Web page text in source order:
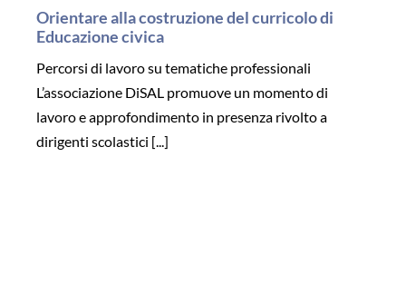
Contattaci
Orientare alla costruzione del curricolo di
Educazione civica
Percorsi di lavoro su tematiche professionali
L’associazione DiSAL promuove un momento di
lavoro e approfondimento in presenza rivolto a
dirigenti scolastici [...]